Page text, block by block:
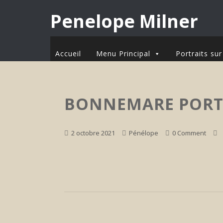
Penelope Milner
Accueil Menu Principal Portraits
BONNEMARE
2 octobre 2021 Pénélope 0 Comment